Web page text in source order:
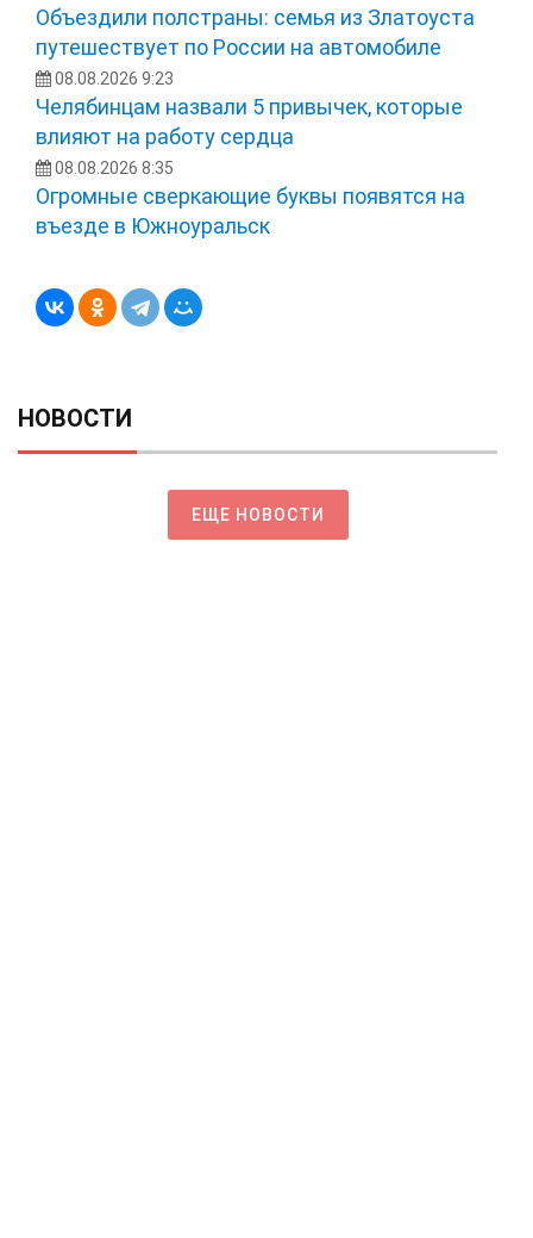
Объездили полстраны: семья из Златоуста
путешествует по России на автомобиле
08.08.2026 9:23
Челябинцам назвали 5 привычек, которые
влияют на работу сердца
08.08.2026 8:35
Огромные сверкающие буквы появятся на
въезде в Южноуральск
НОВОСТИ
ЕЩЕ НОВОСТИ